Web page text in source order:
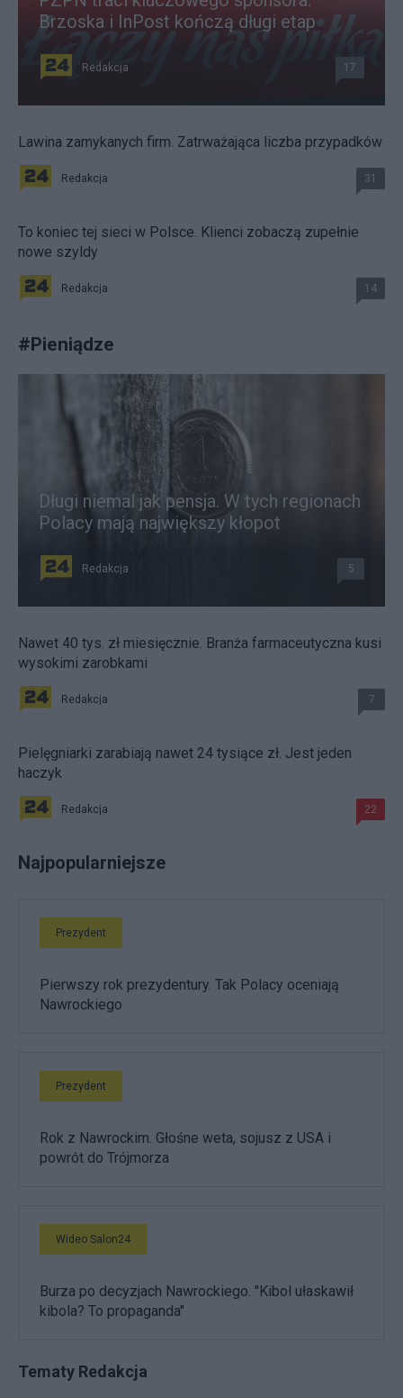
Brzoska i InPost kończą długi etap
Redakcja 17
Lawina zamykanych firm. Zatrważająca liczba przypadków
Redakcja 31
To koniec tej sieci w Polsce. Klienci zobaczą zupełnie
nowe szyldy
Redakcja 14
#Pieniądze
Długi niemal jak pensja. W tych regionach
Polacy mają największy kłopot
Redakcja 5
Nawet 40 tys. zł miesięcznie. Branża farmaceutyczna kusi
wysokimi zarobkami
Redakcja 7
Pielęgniarki zarabiają nawet 24 tysiące zł. Jest jeden
haczyk
Redakcja 22
Najpopularniejsze
Prezydent
Pierwszy rok prezydentury. Tak Polacy oceniają
Nawrockiego
Prezydent
Rok z Nawrockim. Głośne weta, sojusz z USA i
powrót do Trójmorza
Wideo Salon24
Burza po decyzjach Nawrockiego. "Kibol ułaskawił
kibola? To propaganda"
Tematy Redakcja